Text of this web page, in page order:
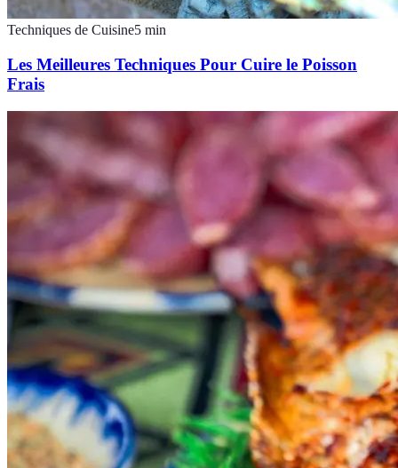
Techniques de Cuisine5 min
Les Meilleures Techniques Pour Cuire le Poisson
Frais